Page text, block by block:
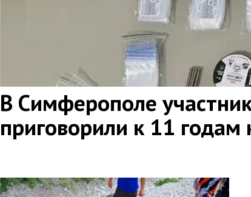
В Симферополе
приговорили к 11 годам